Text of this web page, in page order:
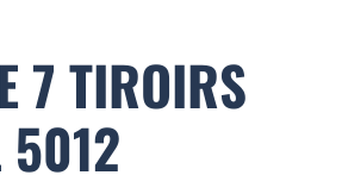
7 TIROIRS
5012